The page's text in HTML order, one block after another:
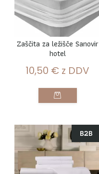
Zaščita za ležišče Sanovir
hotel
10,50 € z DDV
B2B